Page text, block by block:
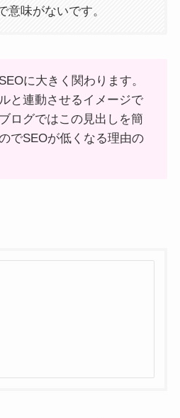
意味がないです。
に大きく関わります。
と連動させるイメージで
ログではこの見出しを簡
でSEOが低くなる理由の